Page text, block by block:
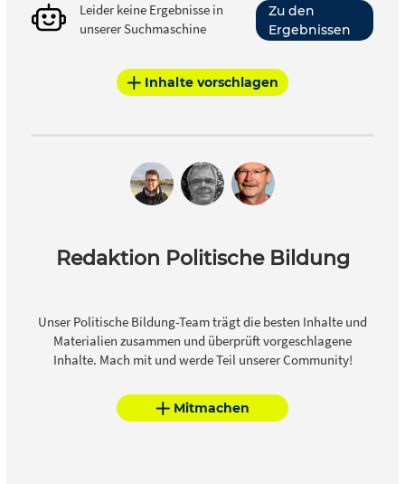
Leider keine Ergebnisse in
unserer Suchmaschine
Zu den
Ergebnissen
Inhalte vorschlagen
Redaktion Politische Bildung
Unser Politische Bildung-Team trägt die besten Inhalte und
Materialien zusammen und überprüft vorgeschlagene
Inhalte. Mach mit und werde Teil unserer Community!
Mitmachen